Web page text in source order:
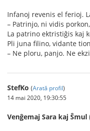
Infanoj revenis el ferioj.
– Patrinjo, ni vidis
La patrino ektristiĝis kaj
Pli juna filino, vidante
– Ne ploru, panjo. Ne
StefKo (Arată profil)
14 mai 2020, 19:30:55
Venĝemaj Sara kaj Ŝmul